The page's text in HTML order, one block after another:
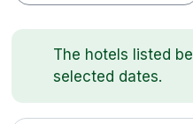
Stockholm
Göteborg
The hotels listed
selected dates.